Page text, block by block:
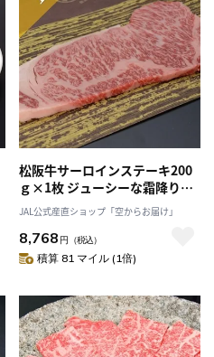
松阪牛サーロインステーキ200
ｇ×1枚 ジューシーな霜降り、
特別な日のステーキはこれ！
「まるよし」
JAL公式産直ショップ「空からお届け」
8,768 円 （税込）
積算 81 マイル (1倍)